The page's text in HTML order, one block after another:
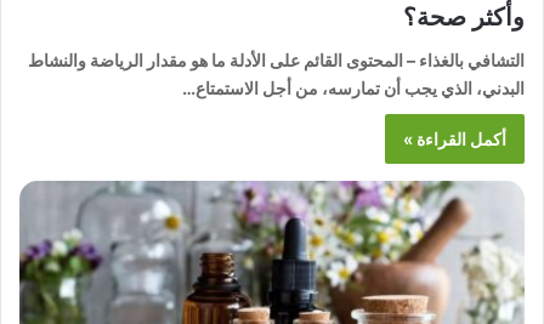
وأكثر صحة؟
التشافي بالغذاء – المحتوى القائم على الأدلة ما هو مقدار الرياضة والنشاط
البدني، الذي يجب أن تمارسه، من أجل الاستمتاع…
أكمل القراءة »